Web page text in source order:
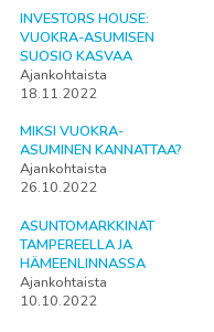
INVESTORS HOUSE:
VUOKRA-ASUMISEN
SUOSIO KASVAA
Ajankohtaista
18.11.2022
MIKSI VUOKRA-
ASUMINEN KANNATTAA?
Ajankohtaista
26.10.2022
ASUNTOMARKKINAT
TAMPEREELLA JA
HÄMEENLINNASSA
Ajankohtaista
10.10.2022